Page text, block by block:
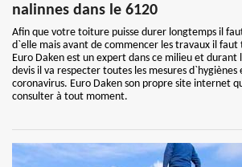
nalinnes dans le 6120
Afin que votre toiture puisse durer longtemps il
d`elle mais avant de commencer les travaux il faut
Euro Daken est un expert dans ce milieu et
devis il va respecter toutes les mesures
coronavirus. Euro Daken son propre site internet
consulter à tout moment.